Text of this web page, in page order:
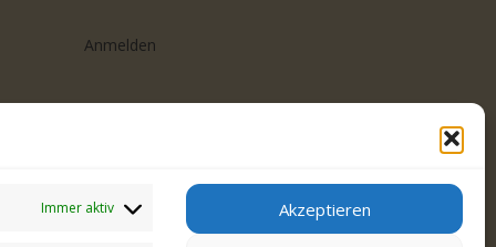
Immer aktiv Akzeptieren
Anmelden